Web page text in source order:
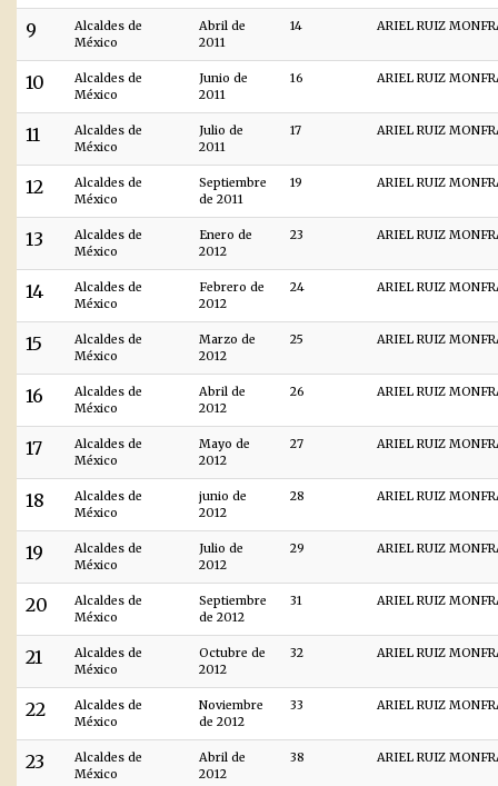
9
Alcaldes de
México
Abril de
2011
14 ARIEL RUIZ
10
Alcaldes de
México
Junio de
2011
16 ARIEL RUIZ
11
Alcaldes de
México
Julio de
2011
17 ARIEL RUIZ
12
Alcaldes de
México
Septiembre
de 2011
19 ARIEL RUIZ
13
Alcaldes de
México
Enero de
2012
23 ARIEL RUIZ
14
Alcaldes de
México
Febrero de
2012
24 ARIEL RUIZ
15
Alcaldes de
México
Marzo de
2012
25 ARIEL RUIZ
16
Alcaldes de
México
Abril de
2012
26 ARIEL RUIZ
17
Alcaldes de
México
Mayo de
2012
27 ARIEL RUIZ
18
Alcaldes de
México
junio de
2012
28 ARIEL RUIZ
19
Alcaldes de
México
Julio de
2012
29 ARIEL RUIZ
20
Alcaldes de
México
Septiembre
de 2012
31 ARIEL RUIZ
21
Alcaldes de
México
Octubre de
2012
32 ARIEL RUIZ
22
Alcaldes de
México
Noviembre
de 2012
33 ARIEL RUIZ
23
Alcaldes de
México
Abril de
2012
38 ARIEL RUIZ